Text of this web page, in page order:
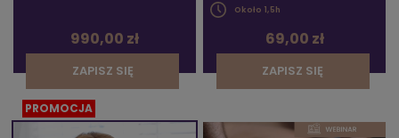
990,00 zł
ZAPISZ SIĘ
Około 1,5h
69,00 zł
ZAPISZ SIĘ
PROMOCJA